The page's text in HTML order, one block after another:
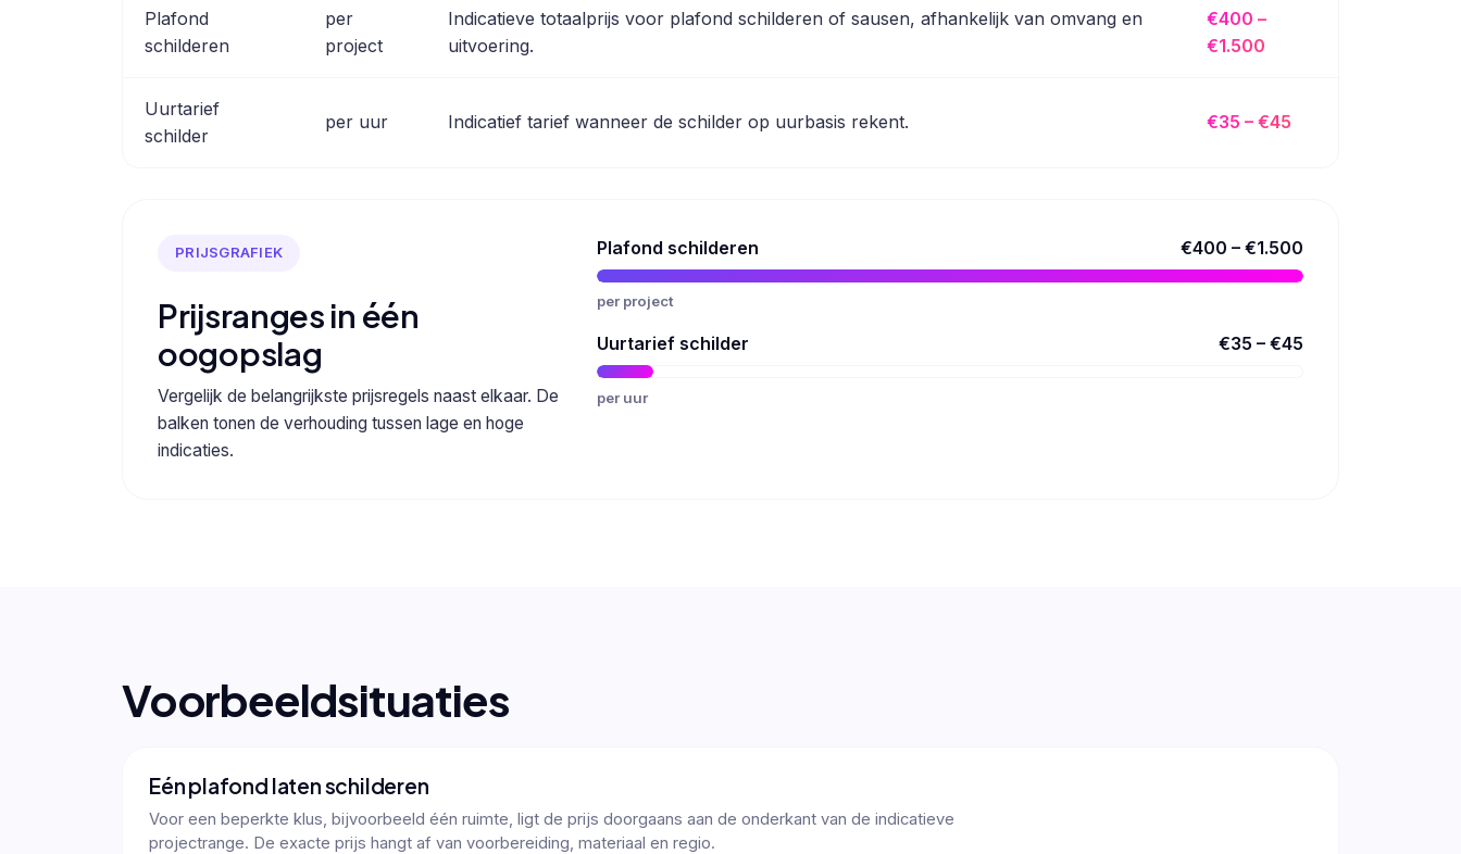
Plafond
schilderen
per
project
Indicatieve totaalprijs voor plafond schilderen of sausen, afhankelijk van omvang en
uitvoering.
€400 –
€1.500
Uurtarief
schilder
per uur Indicatief tarief wanneer de schilder op uurbasis rekent. €35 – €45
PRIJSGRAFIEK
Prijsranges in één
oogopslag
Vergelijk de belangrijkste prijsregels naast elkaar. De
balken tonen de verhouding tussen lage en hoge
indicaties.
Plafond schilderen €400 – €1.500
per project
Uurtarief schilder €35 – €45
per uur
Voorbeeldsituaties
Eén plafond laten schilderen
Voor een beperkte klus, bijvoorbeeld één ruimte, ligt de prijs doorgaans aan de onderkant van de indicatieve
projectrange. De exacte prijs hangt af van voorbereiding, materiaal en regio.